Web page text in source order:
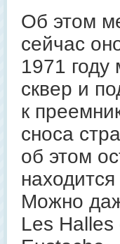
Об этом
сейчас
1971
сквер и
к
сноса
об этом
Можно
Les Halles